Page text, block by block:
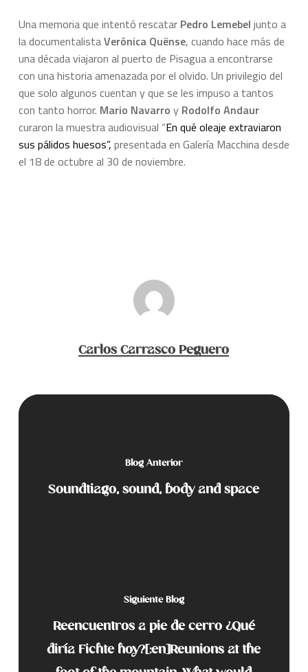
Una memoria que intentó rescatar Pedro Lemebel junto a
la documentalistaVerónica Quënse, cuando hace más de
una década viajaron al puerto de Pisagua a encontrarse
con una historia amenazada por el olvido. Un privilegio del
que solo algunos cuentan y que se les impuso a tantos
con tanto horror. Mario Navarro y Rodolfo Andaur
curaron la muestra audiovisual “En qué oleaje extraviaron
sus pálidos huesos”, presentada en Galería Macchina desde
el 18 de octubre al 30 de noviembre.
Carlos Carrasco Peguero
Blog Anterior
Soundtiago, sound, body and space
Siguiente Blog
Reencuentros a pie de cerro ¿Qué
diría Fichte hoy?[:en]Reunions at the